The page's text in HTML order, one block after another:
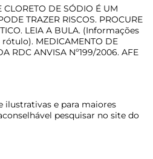
DE SÓDIO É UM
TRAZER RISCOS. PROCURE
LEIA A BULA. (Informações
MEDICAMENTO DE
RDC ANVISA Nº199/2006. AFE
ilustrativas e para maiores
pesquisar no site do